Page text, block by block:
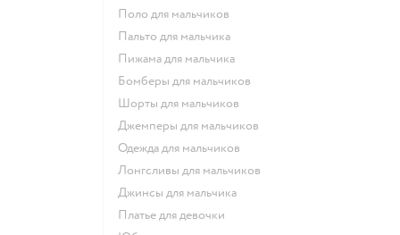
Поло для мальчиков
Пальто для мальчика
Пижама для мальчика
Бомберы для мальчиков
Шорты для мальчиков
Джемперы для мальчиков
Одежда для мальчиков
Лонгсливы для мальчиков
Джинсы для мальчика
Платье для девочки